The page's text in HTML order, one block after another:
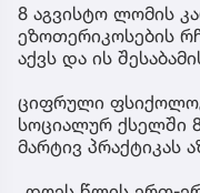
8 აგვისტო ლომის
ეზოთერიკოსების
აქვს და ის
ციფრული
სოციალურ ქსელში
მარტივ პრაქტიკას